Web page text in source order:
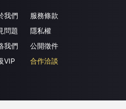
我們
問題
我們
VIP
服務條款
隱私權
公開徵件
合作洽談